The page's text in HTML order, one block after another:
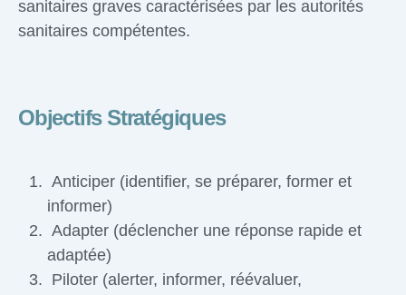
sanitaires graves caractérisées par les autorités
sanitaires compétentes.
Objectifs Stratégiques
Anticiper (identifier, se préparer, former et
informer)
Adapter (déclencher une réponse rapide et
adaptée)
Piloter (alerter, informer, réévaluer,